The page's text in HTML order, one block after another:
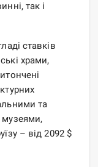
так і
ставків
храми,
та
музеями,
– від 2092 $